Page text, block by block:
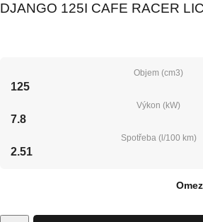
DJANGO 125I CAFE RACER
Objem (cm3)
125
Výkon (kW)
7.8
Spotřeba (l/100 km)
2.51